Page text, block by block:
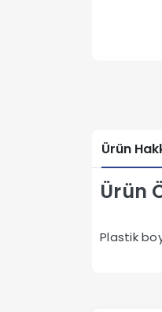
Ürün
Ürün
Plastik